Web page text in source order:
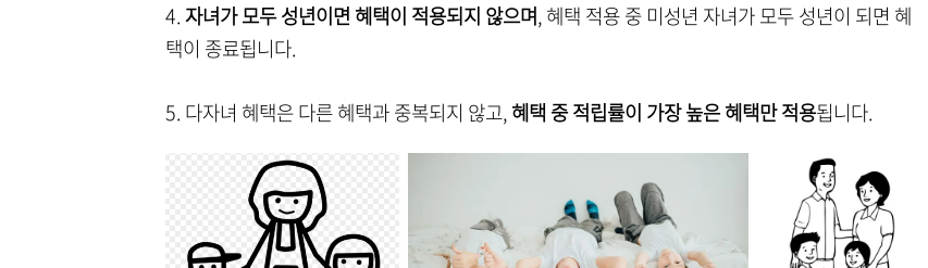
4. 자녀가 모두 성년이면 혜택이 적용되지 않으며, 혜택 적용 중 미성년 자녀가 모두 성년이 되면 혜
택이 종료됩니다.
5. 다자녀 혜택은 다른 혜택과 중복되지 않고,혜택 중 적립률이 가장 높은 혜택만 적용됩니다.